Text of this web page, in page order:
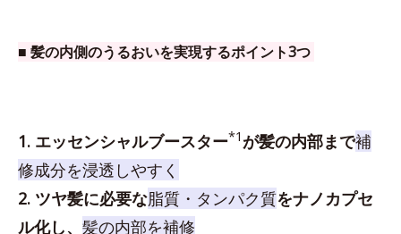
■ 髪の内側のうるおいを実現するポイント3つ
1. エッセンシャルブースター*1 が髪の内部まで補
修成分を浸透しやすく
2. ツヤ髪に必要な脂質・タンパク質をナノカプセ
ル化し、 髪の内部を補修